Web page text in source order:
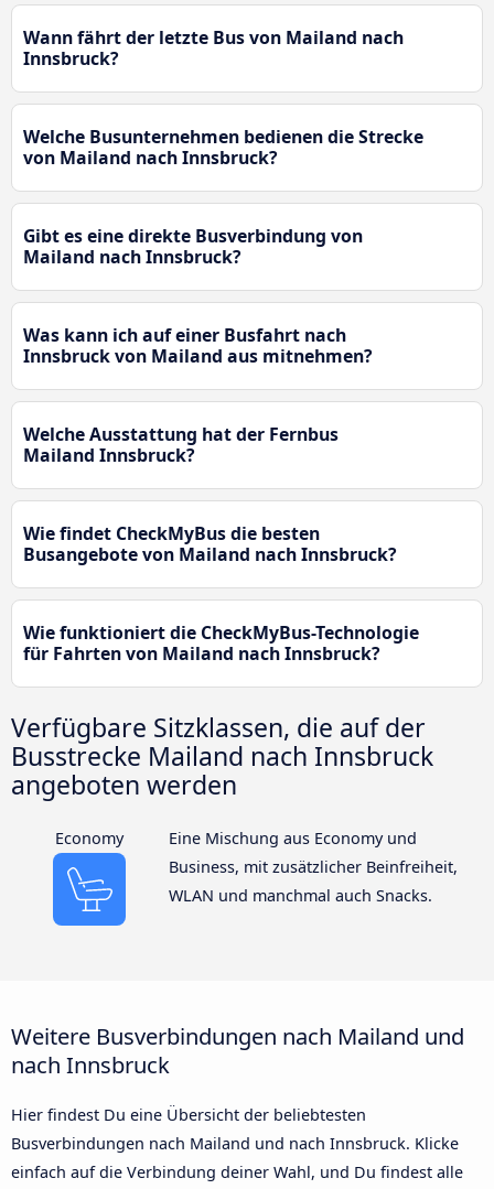
Wann fährt der letzte Bus von Mailand nach
Innsbruck?
Welche Busunternehmen bedienen die Strecke
von Mailand nach Innsbruck?
Gibt es eine direkte Busverbindung von
Mailand nach Innsbruck?
Was kann ich auf einer Busfahrt nach
Innsbruck von Mailand aus mitnehmen?
Welche Ausstattung hat der Fernbus
Mailand Innsbruck?
Wie findet CheckMyBus die besten
Busangebote von Mailand nach Innsbruck?
Wie funktioniert die CheckMyBus-Technologie
für Fahrten von Mailand nach Innsbruck?
Verfügbare Sitzklassen, die auf der
Busstrecke Mailand nach Innsbruck
angeboten werden
Economy
Eine Mischung aus Economy und
Business, mit zusätzlicher Beinfreiheit,
WLAN und manchmal auch Snacks.
Weitere Busverbindungen nach Mailand und
nach Innsbruck
Hier findest Du eine Übersicht der beliebtesten
Busverbindungen nach Mailand und nach Innsbruck. Klicke
einfach auf die Verbindung deiner Wahl, und Du findest alle